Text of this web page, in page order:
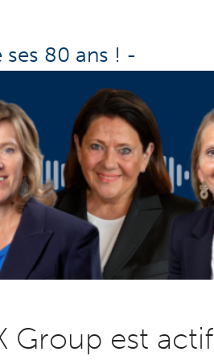
80 ans ! -
Group est actif